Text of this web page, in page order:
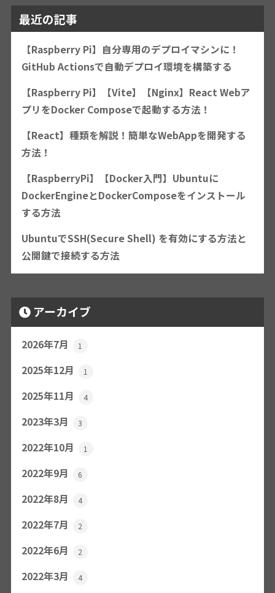
最近の記事
【Raspberry Pi】自分専用のデプロイマシンに！
GitHub Actionsで自動デプロイ環境を構築する
【Raspberry Pi】【Vite】【Nginx】React Webア
プリをDocker Composeで起動する方法！
【React】種類を解説！簡単なWebAppを開発する
方法！
【RaspberryPi】【Docker入門】Ubuntuに
DockerEngineとDockerComposeをインストール
する方法
UbuntuでSSH(Secure Shell) を有効にする方法と
公開鍵で接続する方法
アーカイブ
2026年7月 1
2025年12月 1
2025年11月 4
2023年3月 3
2022年10月 1
2022年9月 6
2022年8月 4
2022年7月 2
2022年6月 2
2022年3月 4